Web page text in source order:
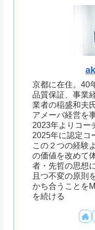
京都に在住。40
品質保証、事業
業者の稲盛和夫
アメーバ経営を
2023年よりコー
2025年に認定コ
この２つの経験
の価値を改めて
者・先哲の思想
且つ不変の原則
かち合うことを
を続ける